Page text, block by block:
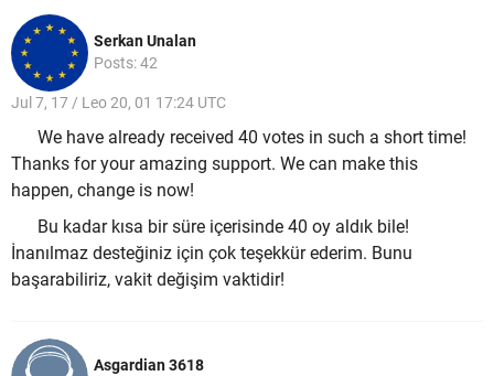
Serkan Unalan
Posts: 42
Jul 7, 17 / Leo 20, 01 17:24 UTC
We have already received 40 votes in such a short time!
Thanks for your amazing support. We can make this
happen, change is now!
Bu kadar kısa bir süre içerisinde 40 oy aldık bile!
İnanılmaz desteğiniz için çok teşekkür ederim. Bunu
başarabiliriz, vakit değişim vaktidir!
Asgardian 3618